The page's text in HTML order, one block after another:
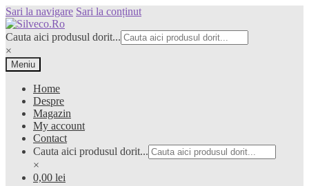
Sari la navigare Sari la conținut
Cauta aici produsul dorit...
×
Meniu
Home
Despre
Magazin
My account
Contact
Cauta aici produsul dorit...
×
0,00 lei